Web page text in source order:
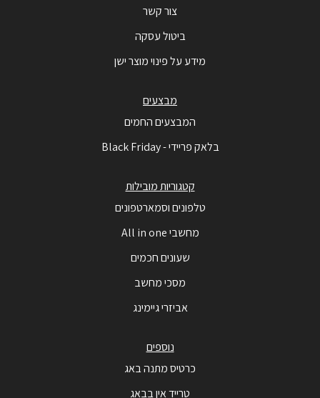
צור קשר
ביטול עסקה
מידע על פינוי מוצר ישן
מבצעים
המבצעים החמים
בלאק פריידי - Black Friday
קטגוריות מובילות
טלפונים וסמארטפונים
מחשבי All in one
שעונים חכמים
מסכי מחשב
אביזרי גיימינג
נוספים
כרטיס מתנה באג
טרייד אין בבאג